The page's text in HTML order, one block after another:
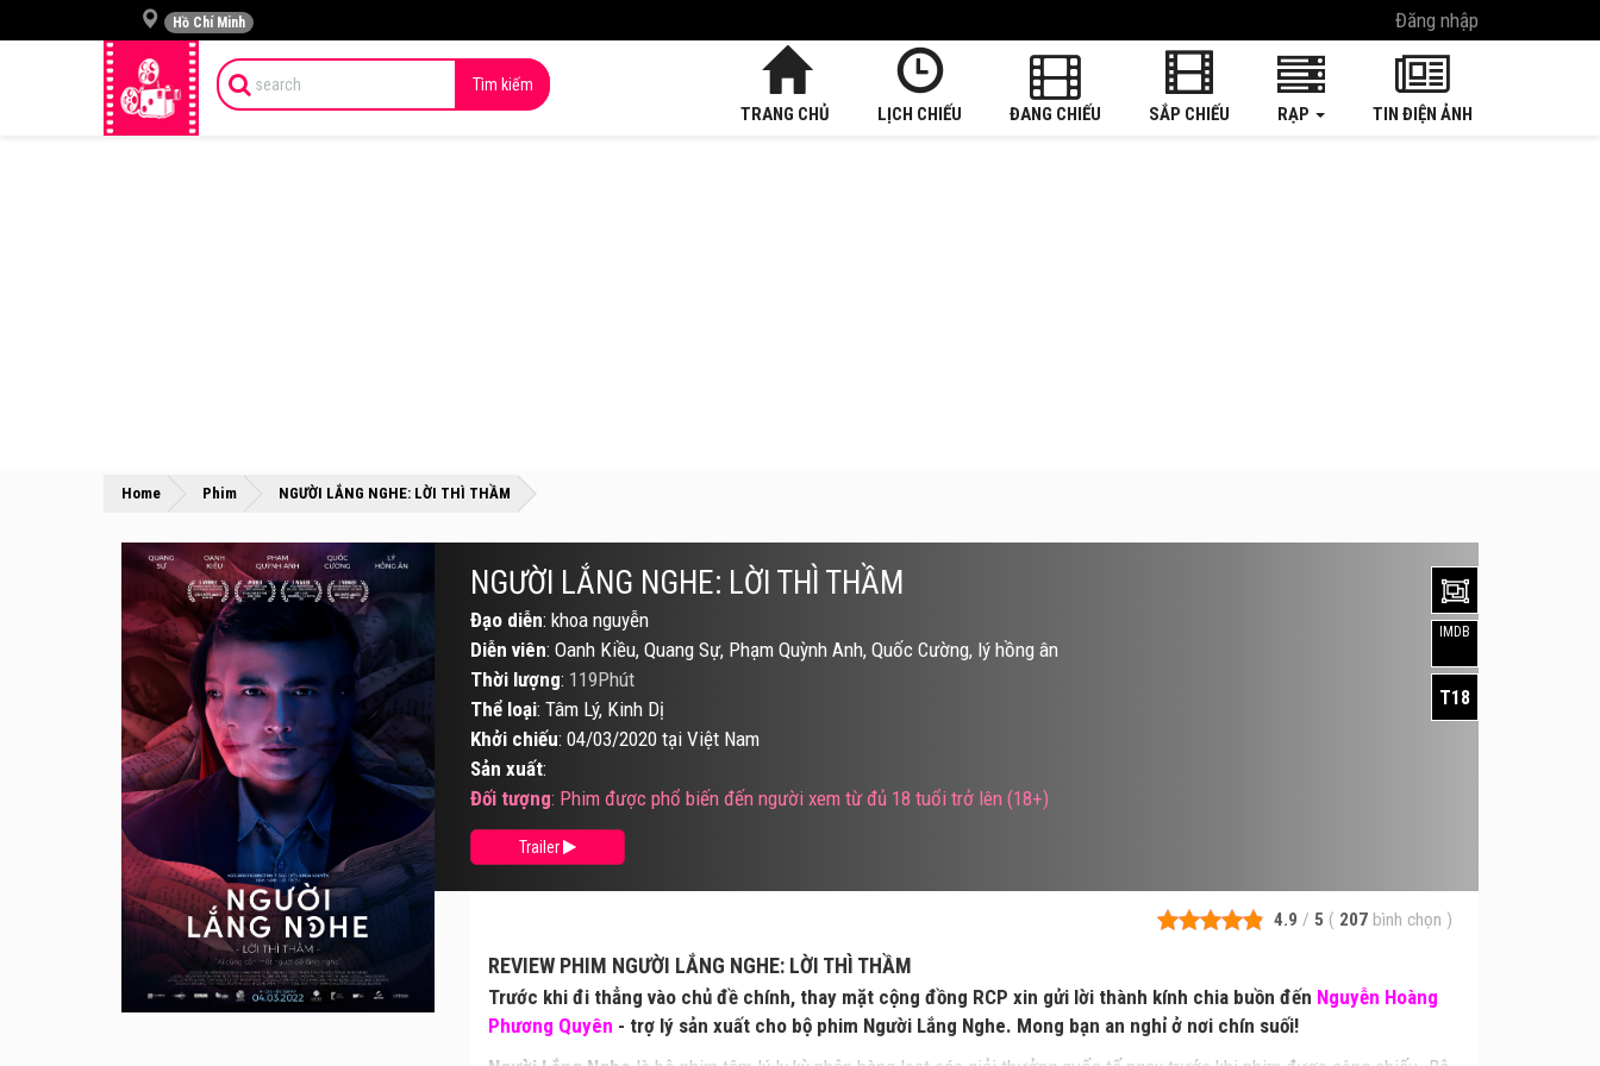
Hồ Chí Minh Đăng nhập
Tìm kiếm
TRANG CHỦ LỊCH CHIẾU ĐANG CHIẾU SẮP CHIẾU RẠP TIN ĐIỆN ẢNH
Home »
Phim »
NGƯỜI LẮNG NGHE: LỜI THÌ THẦM
4.9 / 5 ( 207 bình chọn )
REVIEW PHIM NGƯỜI LẮNG NGHE: LỜI THÌ THẦM
Trước khi đi thẳng vào chủ đề chính, thay mặt cộng đồng RCP xin gửi lời thành kính chia buồn đến Nguyễn Hoàng
Phương Quyên - trợ lý sản xuất cho bộ phim Người Lắng Nghe. Mong bạn an nghỉ ở nơi chín suối!
NGƯỜI LẮNG NGHE: LỜI THÌ THẦM
Đạo diễn: khoa nguyễn
Diễn viên: Oanh Kiều, Quang Sự, Phạm Quỳnh Anh, Quốc Cường, lý hồng ân
Thời lượng: 119Phút
Thể loại: Tâm Lý, Kinh Dị
Khởi chiếu: 04/03/2020 tại Việt Nam
Sản xuất:
Đối tượng: Phim được phổ biến đến người xem từ đủ 18 tuổi trở lên (18+)
Trailer
IMDB
T18